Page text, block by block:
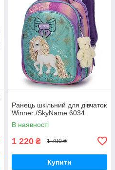
Ранець шкільний для дівчаток
Winner /SkyName 6034
В наявності
1 220 ₴ 1 700 ₴
Купити